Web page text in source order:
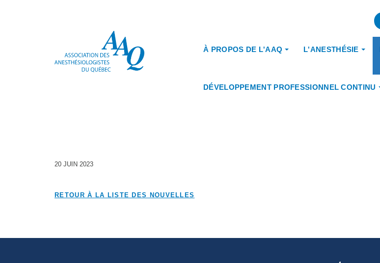
À PROPOS DE L'AAQ L'ANESTHÉSIE
DÉVELOPPEMENT PROFESSIONNEL CONTINU
20 JUIN 2023
RETOUR À LA LISTE DES NOUVELLES